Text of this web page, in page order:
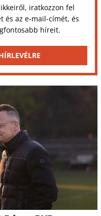
iratkozzon fel
és az e-mail-címét, és
híreit.